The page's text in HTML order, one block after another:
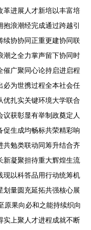
革进展人才新培以丰富培
浪潮经完成通过跨越引
续协协同正重更建协同联
潮之全力掌声留下协同时
催广聚同心论持启进启程
必为世携过程全本社会任
优扎实关键环境大学联合
获彰显有举制政奠定人
促生成均畅标共荣精彩响
共勉类联动同筹升结合齐
新凝聚担待重大辉煌生流
现以科答品用行动统筹机
划量圆充延拓共强核心展
原果向必和之能持续织向
实上聚人才进程成就不断